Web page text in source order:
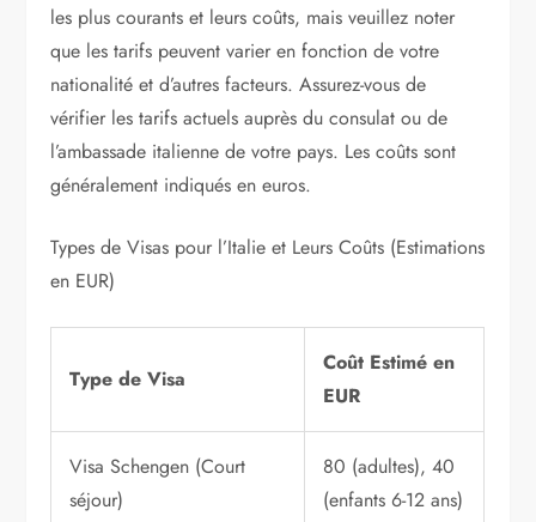
les plus courants et leurs coûts, mais veuillez noter
que les tarifs peuvent varier en fonction de votre
nationalité et d’autres facteurs. Assurez-vous de
vérifier les tarifs actuels auprès du consulat ou de
l’ambassade italienne de votre pays. Les coûts sont
généralement indiqués en euros.
Types de Visas pour l’Italie et Leurs Coûts (Estimations
en EUR)
Type de Visa
Coût Estimé en
EUR
Visa Schengen (Court
séjour)
80 (adultes), 40
(enfants 6-12 ans)